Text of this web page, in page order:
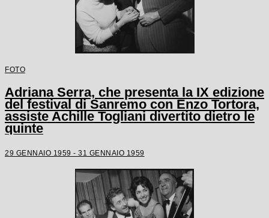
FOTO
Adriana Serra, che presenta la IX edizione
del festival di Sanremo con Enzo Tortora,
assiste Achille Togliani divertito dietro le
quinte
29 GENNAIO 1959 - 31 GENNAIO 1959